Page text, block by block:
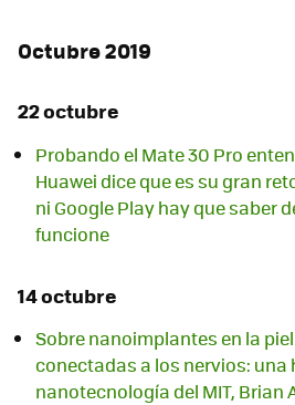
Octubre 2019
22 octubre
Probando el Mate 30 Pro
Huawei dice que es su gran
ni Google Play hay que saber
funcione
14 octubre
Sobre nanoimplantes en la
conectadas a los nervios: una
nanotecnología del MIT, Brian